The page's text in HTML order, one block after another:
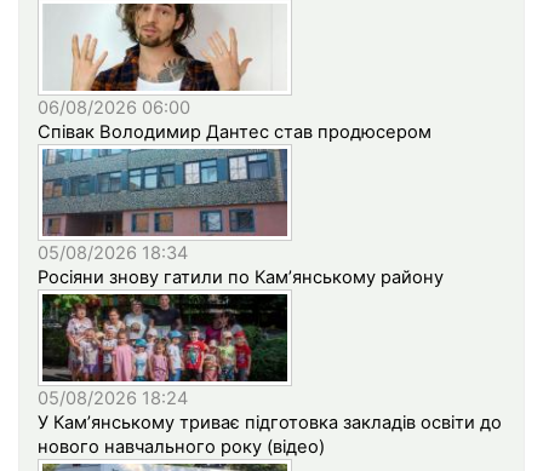
06/08/2026 06:00
Співак Володимир Дантес став продюсером
05/08/2026 18:34
Росіяни знову гатили по Кам’янському району
05/08/2026 18:24
У Кам’янському триває підготовка закладів освіти до
нового навчального року (відео)